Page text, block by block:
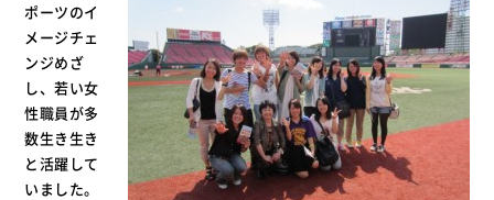
ポーツのイ
メージチェ
ンジめざ
し、若い女
性職員が多
数生き生き
と活躍して
いました。